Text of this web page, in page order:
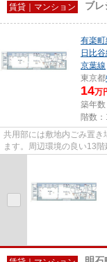
賃貸｜マンション ブレ
有楽町
日比谷
京葉線
東京都
14万
築年数
階数
共用部には敷地内ごみ置
ます。周辺環境の良い13